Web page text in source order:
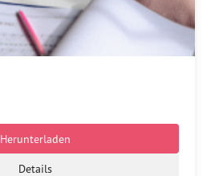
Herunterladen
Details